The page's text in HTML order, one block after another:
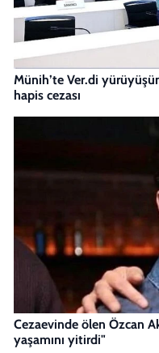
Münih’te Ver.di
hapis cezası
Cezaevinde ölen Özcan
yaşamını yitirdi"